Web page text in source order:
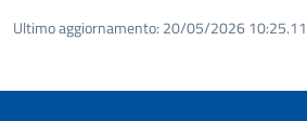
Ultimo aggiornamento: 20/05/2026 10:25.11